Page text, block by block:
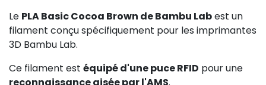
Le PLA Basic Cocoa Brown de Bambu Labest un
filament conçu spécifiquement pour les imprimantes
3D Bambu Lab.
Ce filament est équipé d'une puce RFID pour une
reconnaissance aisée par l'AMS.